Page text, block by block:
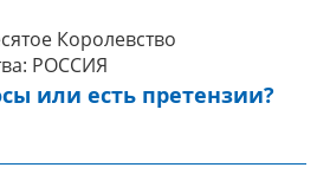
Королевство
РОССИЯ
или есть претензии?